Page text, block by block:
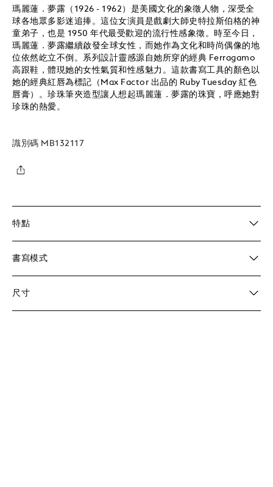
瑪麗蓮．夢露（1926 - 1962）是美國文化的象徵人物，深受全
球各地眾多影迷追捧。這位女演員是戲劇大師史特拉斯伯格的神
童弟子，也是 1950 年代最受歡迎的流行性感象徵。時至今日，
瑪麗蓮．夢露繼續啟發全球女性，而她作為文化和時尚偶像的地
位依然屹立不倒。系列設計靈感源自她所穿的經典 Ferragamo
高跟鞋，體現她的女性氣質和性感魅力。這款書寫工具的顏色以
她的經典紅唇為標記（Max Factor 出品的 Ruby Tuesday 紅色
唇膏）。珍珠筆夾造型讓人想起瑪麗蓮．夢露的珠寶，呼應她對
珍珠的熱愛。
識別碼 MB132117
特點
書寫模式
尺寸